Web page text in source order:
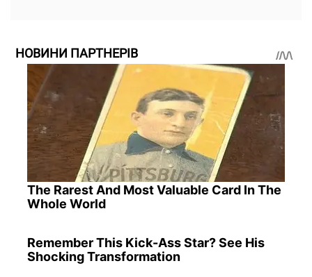
НОВИНИ ПАРТНЕРІВ
The Rarest And Most Valuable Card In The
Whole World
Remember This Kick-Ass Star? See His
Shocking Transformation